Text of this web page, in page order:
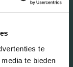
te
te bieden